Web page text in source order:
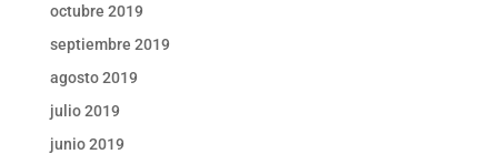
octubre 2019
septiembre 2019
agosto 2019
julio 2019
junio 2019